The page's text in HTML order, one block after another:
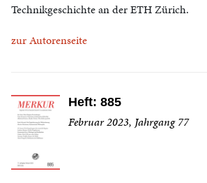
Technikgeschichte an der ETH Zürich.
zur Autorenseite
Heft: 885
Februar 2023, Jahrgang 77